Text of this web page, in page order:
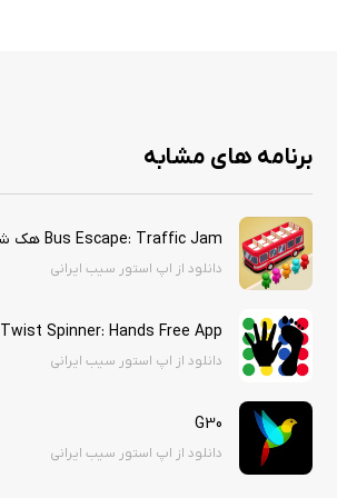
برنامه های مشابه
Bus Escape: Traffic Jam هک شده
دانلود از اپ استور سیب ایرانی
Twist Spinner: Hands Free App
دانلود از اپ استور سیب ایرانی
G30
دانلود از اپ استور سیب ایرانی